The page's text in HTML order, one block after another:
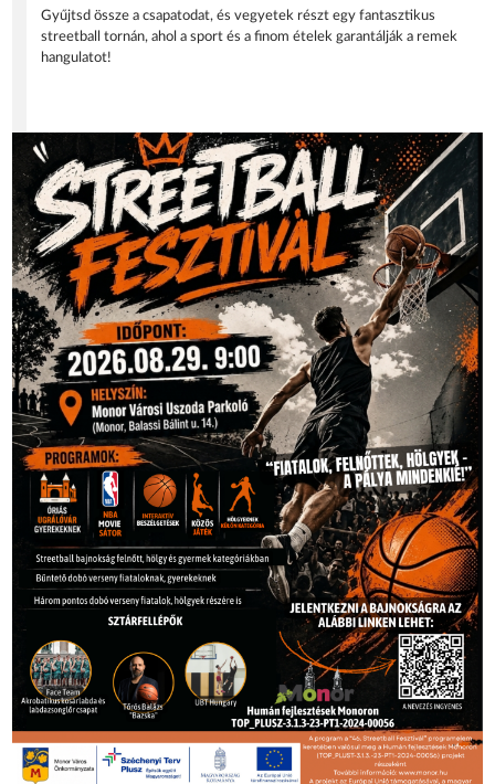
Gyűjtsd össze a csapatodat, és vegyetek részt egy fantasztikus
streetball tornán, ahol a sport és a finom ételek garantálják a remek
hangulatot!